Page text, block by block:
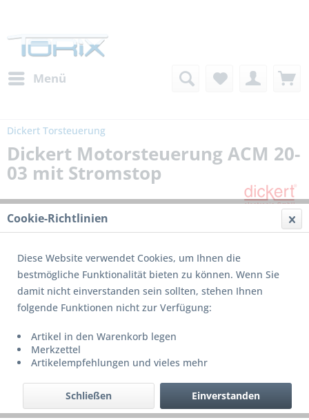
Menü
Dickert Torsteuerung
Dickert Motorsteuerung ACM 20-
03 mit Stromstop
Cookie-Richtlinien
Diese Website verwendet Cookies, um Ihnen die
bestmögliche Funktionalität bieten zu können. Wenn Sie
damit nicht einverstanden sein sollten, stehen Ihnen
folgende Funktionen nicht zur Verfügung:
Artikel in den Warenkorb legen
Merkzettel
Artikelempfehlungen und vieles mehr
Einverstanden
Schließen